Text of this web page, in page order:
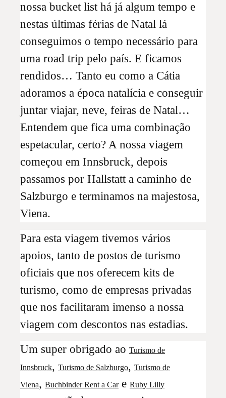
nossa bucket list há já algum tempo e
nestas últimas férias de Natal lá
conseguimos o tempo necessário para
uma road trip pelo país. E ficamos
rendidos… Tanto eu como a Cátia
adoramos a época natalícia e conseguir
juntar viajar, neve, feiras de Natal…
Entendem que fica uma combinação
espetacular, certo? A nossa viagem
começou em Innsbruck, depois
passamos por Hallstatt a caminho de
Salzburgo e terminamos na majestosa,
Viena.
Para esta viagem tivemos vários
apoios, tanto de postos de turismo
oficiais que nos oferecem kits de
turismo, como de empresas privadas
que nos facilitaram imenso a nossa
viagem com descontos nas estadias.
Um super obrigado ao Turismo de
Innsbruck, Turismo de Salzburgo, Turismo de
Viena, Buchbinder Rent a Care Ruby Lilly